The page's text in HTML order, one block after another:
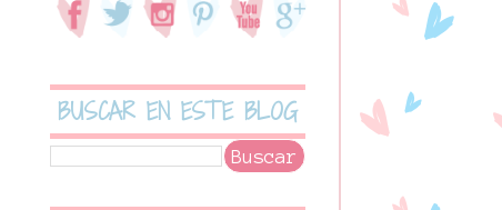
BUSCAR EN ESTE BLOG